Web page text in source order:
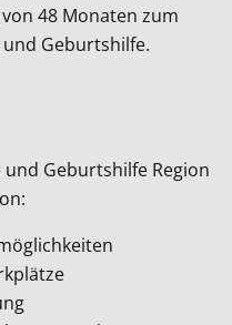
48 Monaten zum
Geburtshilfe.
Geburtshilfe Region